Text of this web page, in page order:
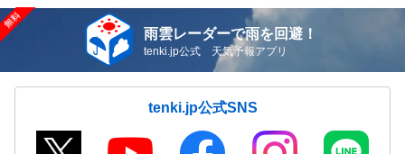
雨雲レーダーで雨を回避！
tenki.jp公式 天気予報アプリ
tenki.jp公式SNS